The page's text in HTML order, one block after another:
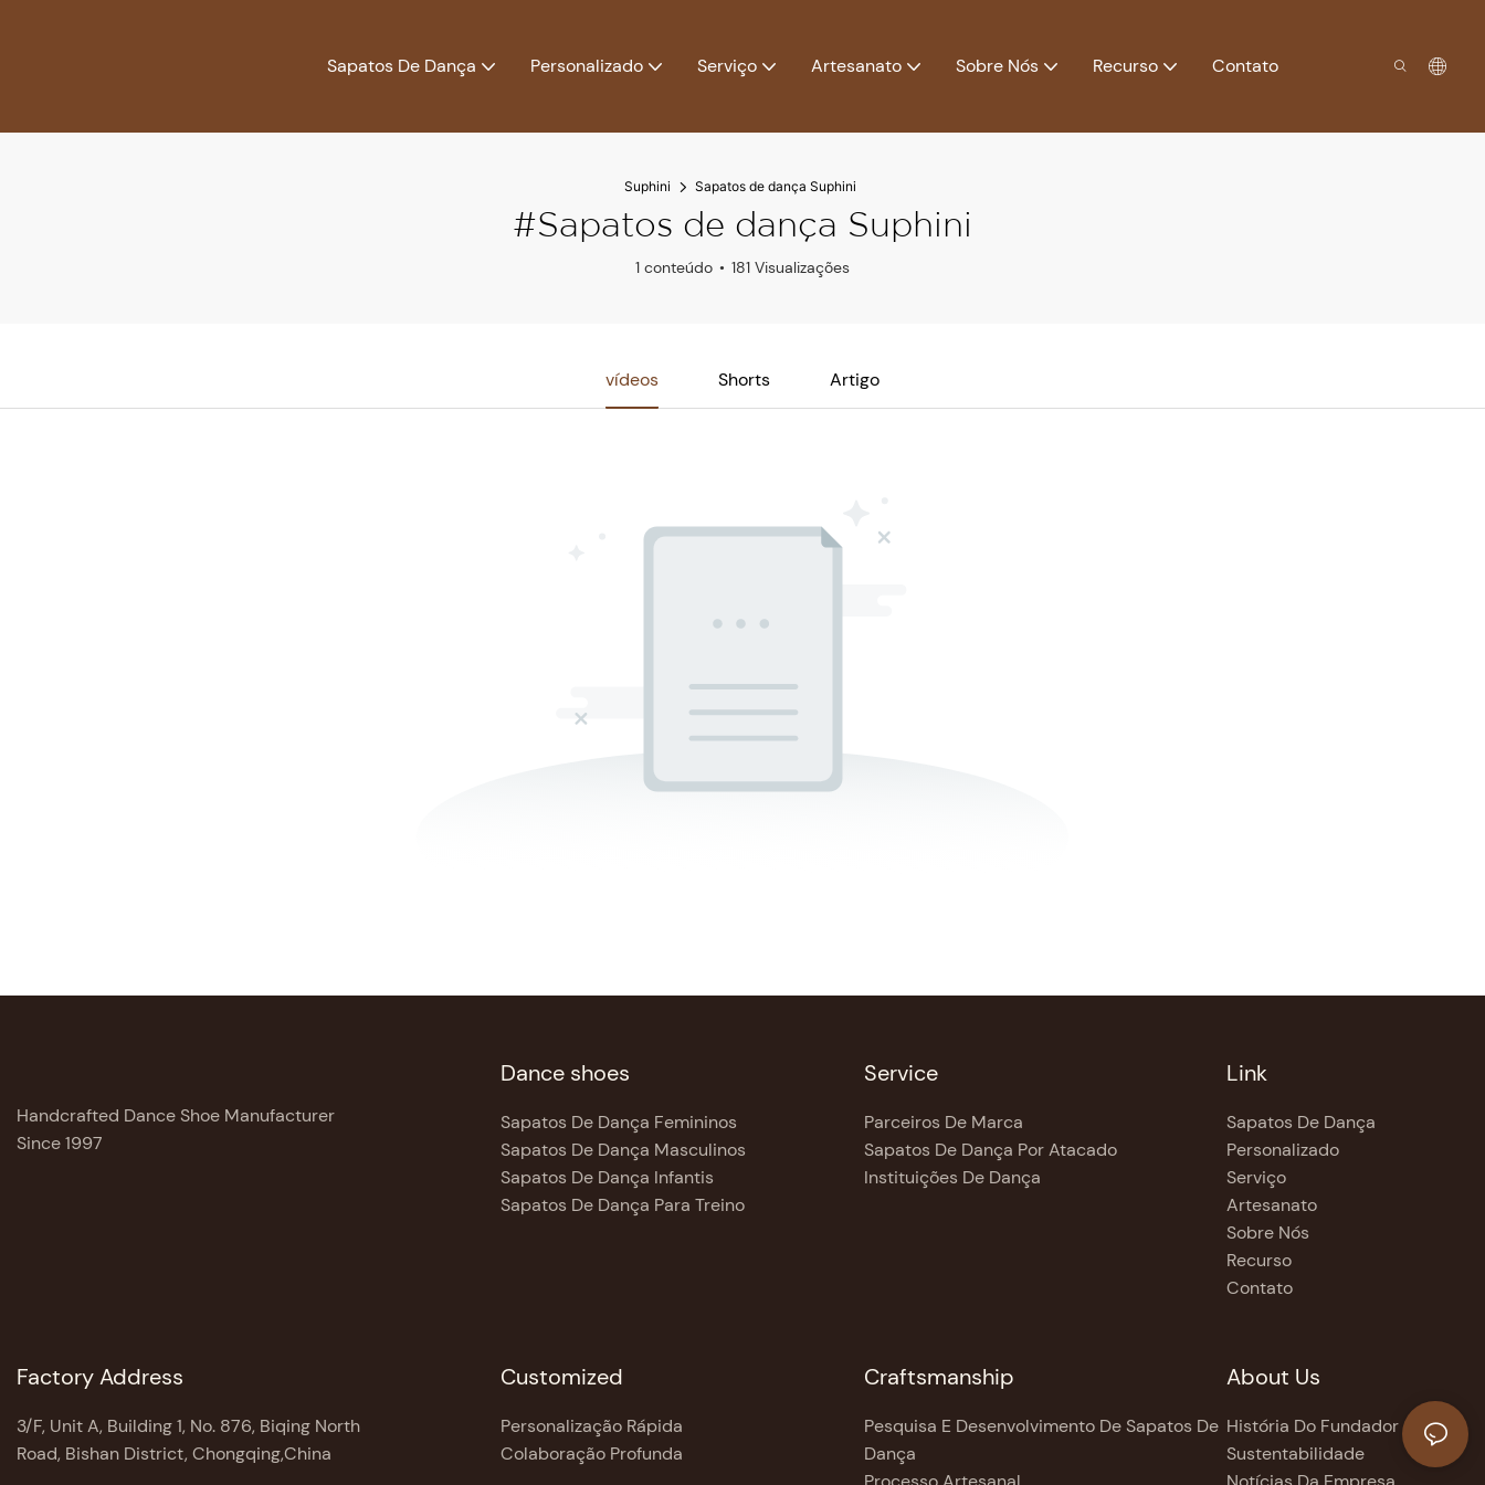
Sapatos De Dança Personalizado Serviço Artesanato Sobre Nós Recurso Contato
Suphini Sapatos de dança Suphini
#Sapatos de dança Suphini
1 conteúdo 181 Visualizações
vídeos Shorts Artigo
Handcrafted Dance Shoe Manufacturer
Since 1997
Dance shoes
Sapatos De Dança Femininos
Sapatos De Dança Masculinos
Sapatos De Dança Infantis
Sapatos De Dança Para Treino
Service
Parceiros De Marca
Sapatos De Dança Por Atacado
Instituições De Dança
Link
Sapatos De Dança
Personalizado
Serviço
Artesanato
Sobre Nós
Recurso
Contato
Factory Address
3/F, Unit A, Building 1, No. 876, Biqing North
Road, Bishan District, Chongqing,China
Customized
Personalização Rápida
Colaboração Profunda
Craftsmanship
Pesquisa E Desenvolvimento De Sapatos De
Dança
About Us
História Do Fundador
Sustentabilidade